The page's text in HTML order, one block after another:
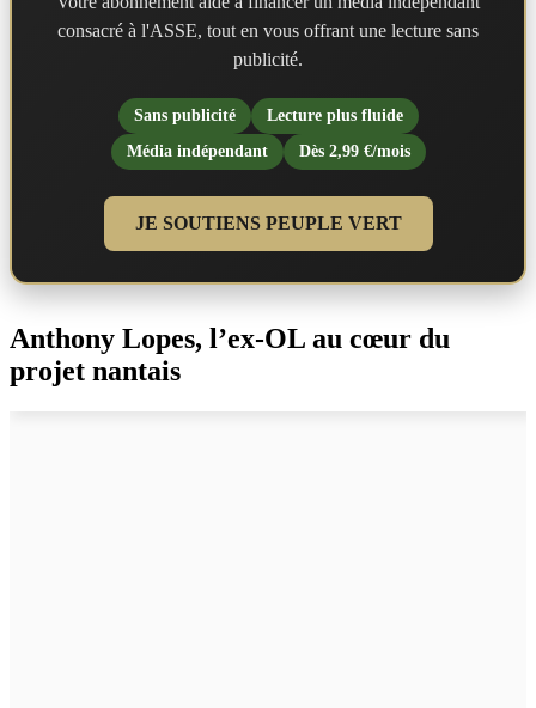
consacré à l'ASSE, tout en vous offrant une lecture sans
publicité.
Sans publicité
Lecture plus fluide
Média indépendant
Dès 2,99 €/mois
JE SOUTIENS PEUPLE VERT
Anthony Lopes, l’ex-OL au cœur du
projet nantais